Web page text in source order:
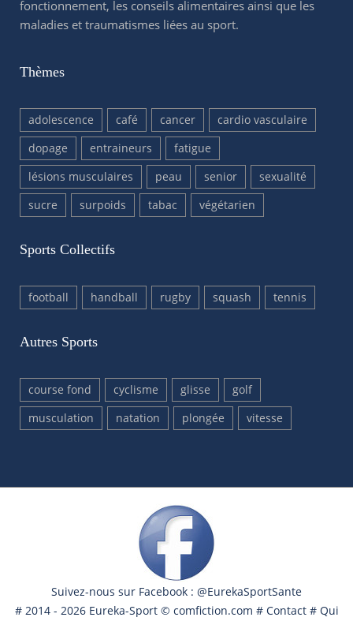
fonctionnement, les conseils alimentaires ainsi que les
maladies et traumatismes liées au sport.
Thèmes
adolescence café cancer
cardio vasculaire
dopage
entraineurs
fatigue
lésions musculaires
peau senior
sexualité
sucre
surpoids tabac végétarien
Sports Collectifs
football handball rugby squash tennis
Autres Sports
course fond cyclisme glisse
golf
musculation
natation plongée vitesse
Suivez-nous sur Facebook : @EurekaSportSante
# 2014 - 2026 Eureka-Sport © comfiction.com # Contact# Qui